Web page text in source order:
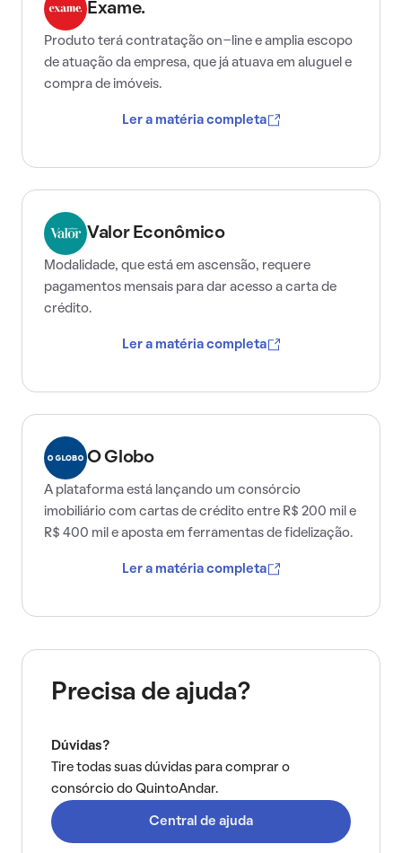
Exame.
Produto terá contratação on-line e amplia escopo
de atuação da empresa, que já atuava em aluguel e
compra de imóveis.
Ler a matéria completa
Valor Econômico
Modalidade, que está em ascensão, requere
pagamentos mensais para dar acesso a carta de
crédito.
Ler a matéria completa
O Globo
A plataforma está lançando um consórcio
imobiliário com cartas de crédito entre R$ 200 mil e
R$ 400 mil e aposta em ferramentas de fidelização.
Ler a matéria completa
Precisa de ajuda?
Dúvidas?
Tire todas suas dúvidas para comprar o
consórcio do QuintoAndar.
Central de ajuda